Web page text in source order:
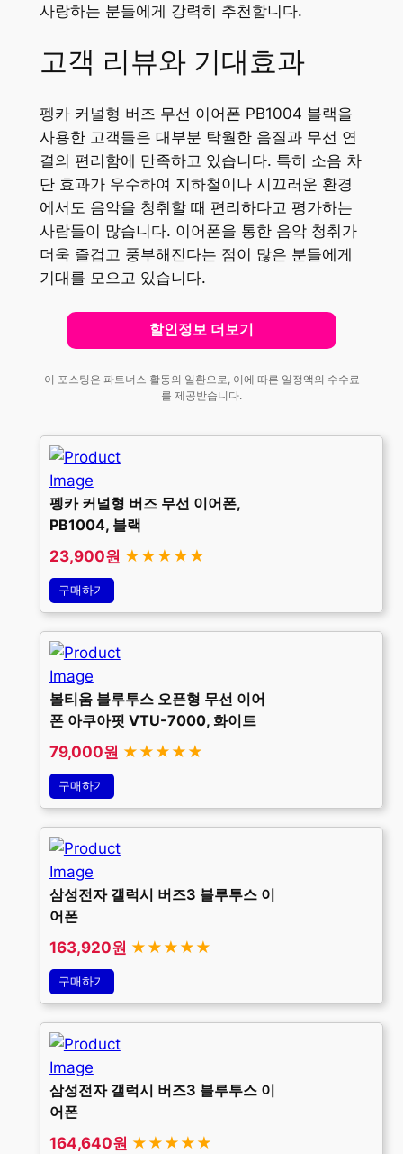
사랑하는 분들에게 강력히 추천합니다.
고객 리뷰와 기대효과
펭카 커널형 버즈 무선 이어폰 PB1004 블랙을
사용한 고객들은 대부분 탁월한 음질과 무선 연
결의 편리함에 만족하고 있습니다. 특히 소음 차
단 효과가 우수하여 지하철이나 시끄러운 환경
에서도 음악을 청취할 때 편리하다고 평가하는
사람들이 많습니다. 이어폰을 통한 음악 청취가
더욱 즐겁고 풍부해진다는 점이 많은 분들에게
기대를 모으고 있습니다.
할인정보 더보기
이 포스팅은 파트너스 활동의 일환으로, 이에 따른 일정액의 수수료
를 제공받습니다.
펭카 커널형 버즈 무선 이어폰,
PB1004, 블랙
23,900원 ★★★★★
구매하기
볼티움 블루투스 오픈형 무선 이어
폰 아쿠아핏 VTU-7000, 화이트
79,000원 ★★★★★
구매하기
삼성전자 갤럭시 버즈3 블루투스 이
어폰
163,920원 ★★★★★
구매하기
삼성전자 갤럭시 버즈3 블루투스 이
어폰
164,640원 ★★★★★